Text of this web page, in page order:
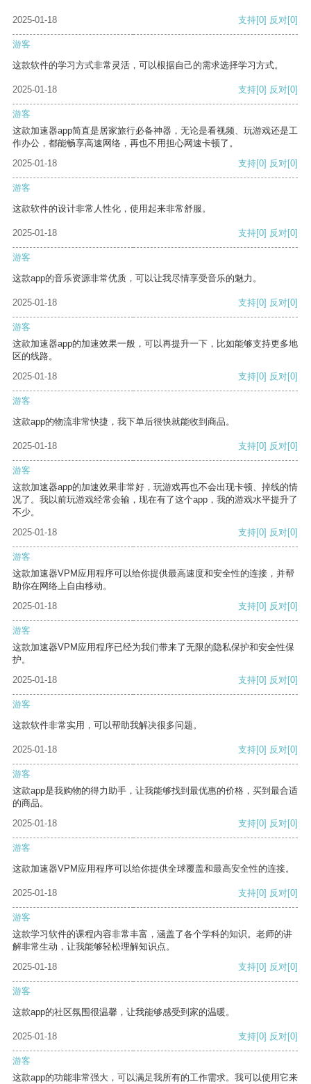
2025-01-18 支持[0] 反对[0]
游客
这款软件的学习方式非常灵活，可以根据自己的需求选择学习方式。
2025-01-18 支持[0] 反对[0]
游客
这款加速器app简直是居家旅行必备神器，无论是看视频、玩游戏还是工
作办公，都能畅享高速网络，再也不用担心网速卡顿了。
2025-01-18
支持[0] 反对[0]
游客
这款软件的设计非常人性化，使用起来非常舒服。
2025-01-18 支持[0] 反对[0]
游客
这款app的音乐资源非常优质，可以让我尽情享受音乐的魅力。
2025-01-18 支持[0] 反对[0]
游客
这款加速器app的加速效果一般，可以再提升一下，比如能够支持更多地
区的线路。
2025-01-18
支持[0] 反对[0]
游客
这款app的物流非常快捷，我下单后很快就能收到商品。
2025-01-18 支持[0] 反对[0]
游客
这款加速器app的加速效果非常好，玩游戏再也不会出现卡顿、掉线的情
况了。我以前玩游戏经常会输，现在有了这个app，我的游戏水平提升了
不少。
2025-01-18
支持[0] 反对[0]
游客
这款加速器VPM应用程序可以给你提供最高速度和安全性的连接，并帮
助你在网络上自由移动。
2025-01-18
支持[0] 反对[0]
游客
这款加速器VPM应用程序已经为我们带来了无限的隐私保护和安全性保
护。
2025-01-18
支持[0] 反对[0]
游客
这款软件非常实用，可以帮助我解决很多问题。
2025-01-18 支持[0] 反对[0]
游客
这款app是我购物的得力助手，让我能够找到最优惠的价格，买到最合适
的商品。
2025-01-18
支持[0] 反对[0]
游客
这款加速器VPM应用程序可以给你提供全球覆盖和最高安全性的连接。
2025-01-18 支持[0] 反对[0]
游客
这款学习软件的课程内容非常丰富，涵盖了各个学科的知识。老师的讲
解非常生动，让我能够轻松理解知识点。
2025-01-18
支持[0] 反对[0]
游客
这款app的社区氛围很温馨，让我能够感受到家的温暖。
2025-01-18 支持[0] 反对[0]
游客
这款app的功能非常强大，可以满足我所有的工作需求。我可以使用它来